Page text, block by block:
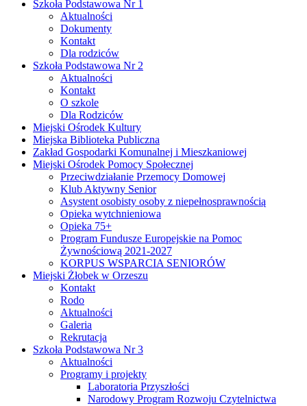
Szkoła Podstawowa Nr 1
Aktualności
Dokumenty
Kontakt
Dla rodziców
Szkoła Podstawowa Nr 2
Aktualności
Kontakt
O szkole
Dla Rodziców
Miejski Ośrodek Kultury
Miejska Biblioteka Publiczna
Zakład Gospodarki Komunalnej i Mieszkaniowej
Miejski Ośrodek Pomocy Społecznej
Przeciwdziałanie Przemocy Domowej
Klub Aktywny Senior
Asystent osobisty osoby z niepełnosprawnością
Opieka wytchnieniowa
Opieka 75+
Program Fundusze Europejskie na Pomoc
Żywnościową 2021-2027
KORPUS WSPARCIA SENIORÓW
Miejski Żłobek w Orzeszu
Kontakt
Rodo
Aktualności
Galeria
Rekrutacja
Szkoła Podstawowa Nr 3
Aktualności
Programy i projekty
Laboratoria Przyszłości
Narodowy Program Rozwoju Czytelnictwa